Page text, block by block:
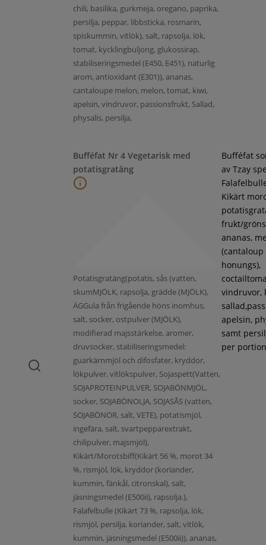
chili, basilika, gurkmeja, oregano, paprika,
persilja, peppar, libbsticka, rosmarin,
spiskummin, vitlök), salt, rapsolja, lök,
tomat, kycklingbuljong, glukossirap,
stabiliseringsmedel (E450, E451), naturlig
arom, antioxidant (E301)), ananas,
cantaloupe melon, melon, tomat, kiwi,
apelsin, vindruvor, passionsfrukt, Sallad,
physalis, persilja,
Bufféfat Nr 4 Vegetarisk med
potatisgratäng
Potatisgratäng(potatis, sås (vatten,
skumMJÖLK, rapsolja, grädde (MJÖLK),
ÄGGula från frigående höns inomhus,
salt, socker, ostpulver (MJÖLK),
modifierad majsstärkelse, aromer,
druvsocker, stabiliseringsmedel:
guarkärnmjöl och difosfater, kryddor,
lökpulver, vitlökspulver, Sojaspett(Vatten,
SOJAPROTEINPULVER, SOJABÖNMJÖL,
socker, SOJABÖNOLJA, SOJASÅS (vatten,
SOJABÖNOR, salt, VETE), potatismjöl,
ingefära, salt, svartpepparextrakt,
chilipulver, majsmjöl),
Kikärt/Morotsbiff(Kikärt 56 %, morot 34
%, rismjöl, lök, kryddor (koriander,
kummin, fänkål, citronskal), salt,
jäsningsmedel (E500ii), rapsolja.),
Falafelbulle (Kikärt 73 %, rapsolja, lök,
rismjöl, persilja, koriander, salt, vitlök,
kummin, jäsningsmedel (E500ii)), ananas,
Bufféfat
av Tzay
Kikärt
frukt/
ananas,
(cantaloup
honungs),
vindruvor,
apelsin,
samt
per